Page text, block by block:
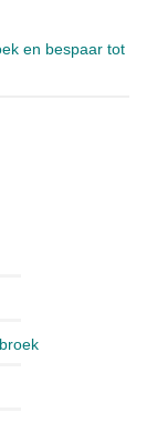
en bespaar tot